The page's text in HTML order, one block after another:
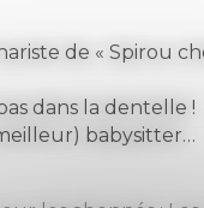
de « Spirou
dans la dentelle !
babysitter…